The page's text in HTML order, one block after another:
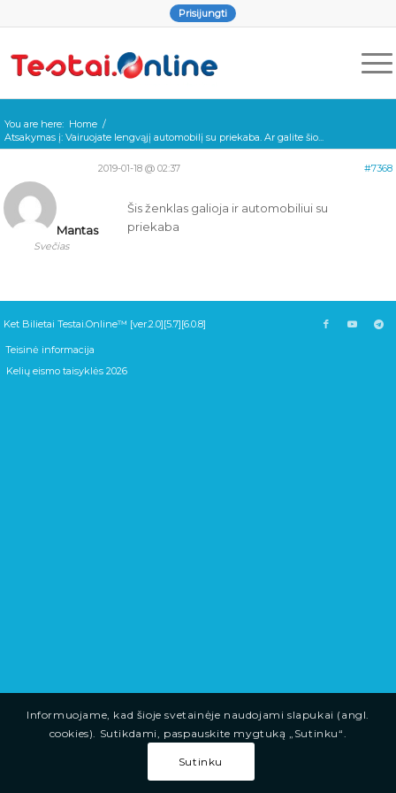
Prisijungti
You are here: Home /
Atsakymas į: Vairuojate lengvąjį automobilį su priekaba. Ar galite šio...
2019-01-18 @ 02:37 #7368
Mantas
Svečias
Šis ženklas galioja ir automobiliui su
priekaba
Ket Bilietai Testai.Online™ [ver.2.0][5.7][6.0.8]
Teisinė informacija
Kelių eismo taisyklės 2026
Informuojame, kad šioje svetainėje naudojami slapukai (angl.
cookies). Sutikdami, paspauskite mygtuką „Sutinku“.
Sutinku